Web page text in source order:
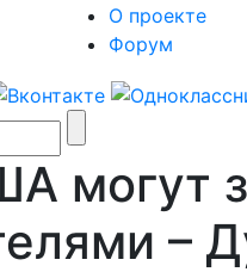
О проекте
Форум
могут
–